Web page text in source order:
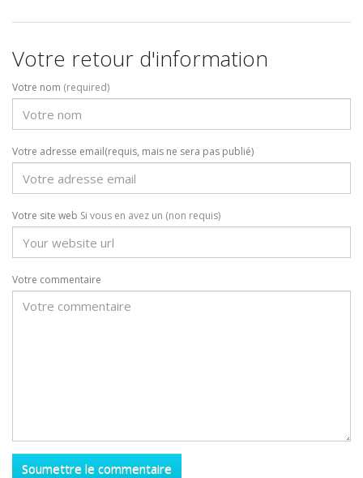
Votre retour d'information
Votre nom (required)
Votre adresse email(requis, mais ne sera pas publié)
Votre site web Si vous en avez un (non requis)
Votre commentaire